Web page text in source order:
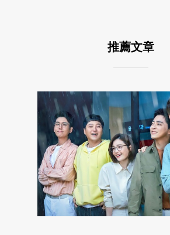
推薦文章